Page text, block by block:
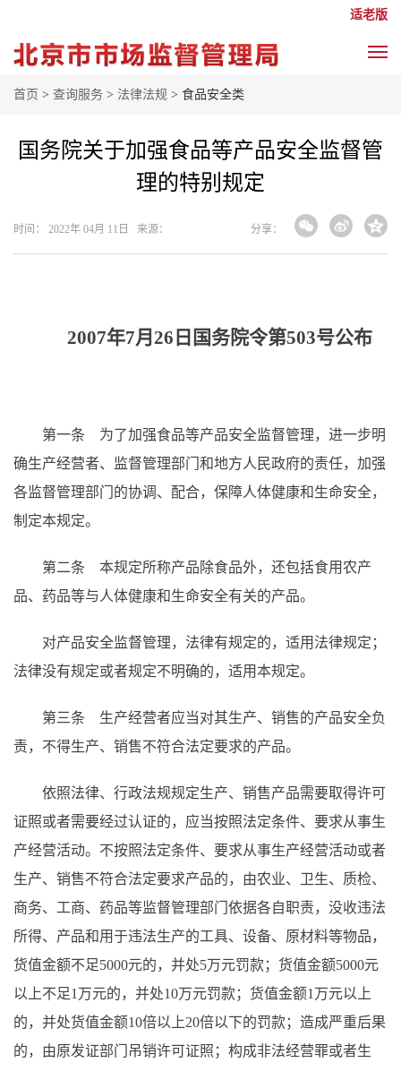
适老版
首页 > 查询服务 > 法律法规 > 食品安全类
国务院关于加强食品等产品安全监督管
理的特别规定
时间： 2022年 04月 11日 来源： 分享：
2007年7月26日国务院令第503号公布
第一条 为了加强食品等产品安全监督管理，进一步明
确生产经营者、监督管理部门和地方人民政府的责任，加强
各监督管理部门的协调、配合，保障人体健康和生命安全，
制定本规定。
第二条 本规定所称产品除食品外，还包括食用农产
品、药品等与人体健康和生命安全有关的产品。
对产品安全监督管理，法律有规定的，适用法律规定；
法律没有规定或者规定不明确的，适用本规定。
第三条 生产经营者应当对其生产、销售的产品安全负
责，不得生产、销售不符合法定要求的产品。
依照法律、行政法规规定生产、销售产品需要取得许可
证照或者需要经过认证的，应当按照法定条件、要求从事生
产经营活动。不按照法定条件、要求从事生产经营活动或者
生产、销售不符合法定要求产品的，由农业、卫生、质检、
商务、工商、药品等监督管理部门依据各自职责，没收违法
所得、产品和用于违法生产的工具、设备、原材料等物品，
货值金额不足5000元的，并处5万元罚款；货值金额5000元
以上不足1万元的，并处10万元罚款；货值金额1万元以上
的，并处货值金额10倍以上20倍以下的罚款；造成严重后果
的，由原发证部门吊销许可证照；构成非法经营罪或者生